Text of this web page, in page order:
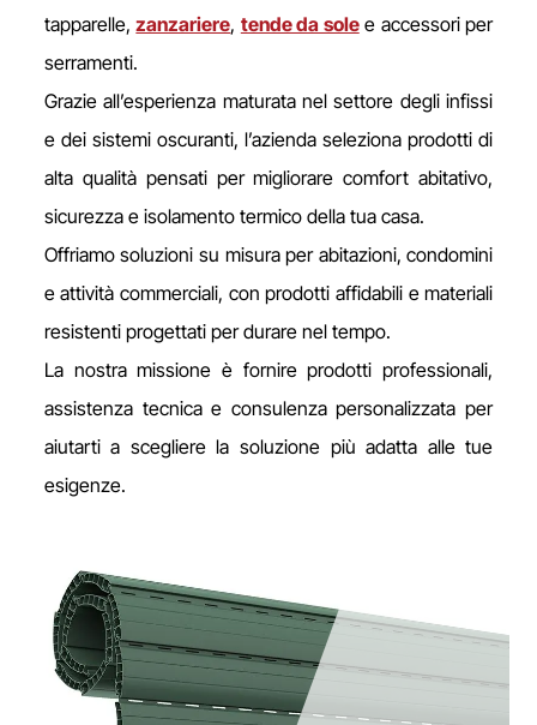
tapparelle, zanzariere, tende da sole e accessori per
serramenti.
Grazie all’esperienza maturata nel settore degli infissi
e dei sistemi oscuranti, l’azienda seleziona prodotti di
alta qualità pensati per migliorare comfort abitativo,
sicurezza e isolamento termico della tua casa.
Offriamo soluzioni su misura per abitazioni, condomini
e attività commerciali, con prodotti affidabili e materiali
resistenti progettati per durare nel tempo.
La nostra missione è fornire prodotti professionali,
assistenza tecnica e consulenza personalizzata per
aiutarti a scegliere la soluzione più adatta alle tue
esigenze.